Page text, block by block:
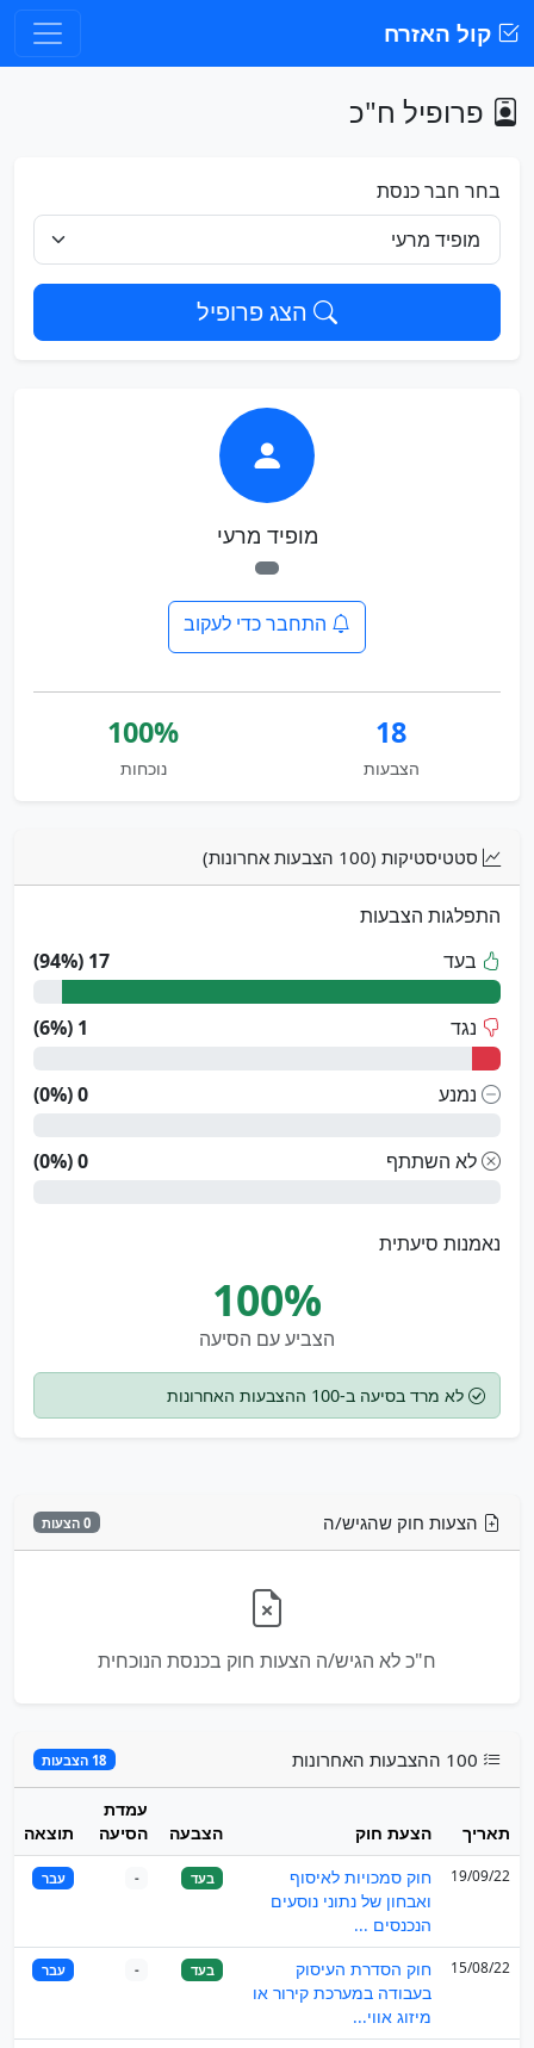
קול האזרח
פרופיל ח"כ
בחר חבר כנסת
הצג פרופיל
מופיד מרעי
התחבר כדי לעקוב
18
הצבעות
100%
נוכחות
סטטיסטיקות (100 הצבעות אחרונות)
התפלגות הצבעות
בעד
17 (94%)
נגד 1 (6%)
נמנע 0 (0%)
לא השתתף 0 (0%)
נאמנות סיעתית
100%
הצביע עם הסיעה
לא מרד בסיעה ב-100 ההצבעות האחרונות
הצעות חוק שהגיש/ה 0 הצעות
ח"כ לא הגיש/ה הצעות חוק בכנסת הנוכחית
18 הצבעות
תאריך הצעת חוק הצבעה
עמדת
הסיעה
תוצאה
19/09/22
חוק סמכויות לאיסוף
ואבחון של נתוני נוסעים
הנכנסים ...
בעד - עבר
15/08/22
חוק הסדרת העיסוק
בעבודה במערכת קירור או
מיזוג אווי...
בעד - עבר